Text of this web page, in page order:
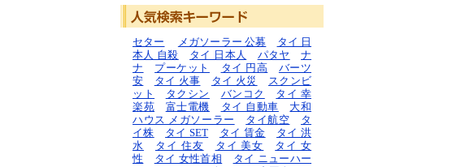
セター メガソーラー 公募
タイ 日
本人 自殺
タイ 日本人 パタヤ
ナ
ナ
プーケット タイ 円高
バーツ
安
タイ 火事 タイ 火災
スクンビ
ット
タクシン バンコク
タイ 幸
楽苑
富士電機 タイ 自動車
大和
ハウス メガソーラー
タイ航空
タ
イ株
タイ SET タイ 賃金
タイ 洪
水
タイ 住友 タイ 美女
タイ 女
性
タイ 女性首相
タイ ニューハー